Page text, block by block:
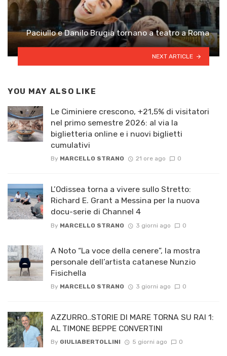
Paciullo e Danilo Brugia tornano a teatro a Roma
NEXT ARTICLE
YOU MAY ALSO LIKE
Le Ciminiere crescono, +21,5% di visitatori
nel primo semestre 2026: al via la
biglietteria online e i nuovi biglietti
cumulativi
By MARCELLO STRANO 21 ore ago 0
L’Odissea torna a vivere sullo Stretto:
Richard E. Grant a Messina per la nuova
docu-serie di Channel 4
By MARCELLO STRANO 3 giorni ago 0
A Noto “La voce della cenere”, la mostra
personale dell’artista catanese Nunzio
Fisichella
By MARCELLO STRANO 3 giorni ago 0
AZZURRO..STORIE DI MARE TORNA SU RAI 1:
AL TIMONE BEPPE CONVERTINI
By GIULIABERTOLLINI 5 giorni ago 0